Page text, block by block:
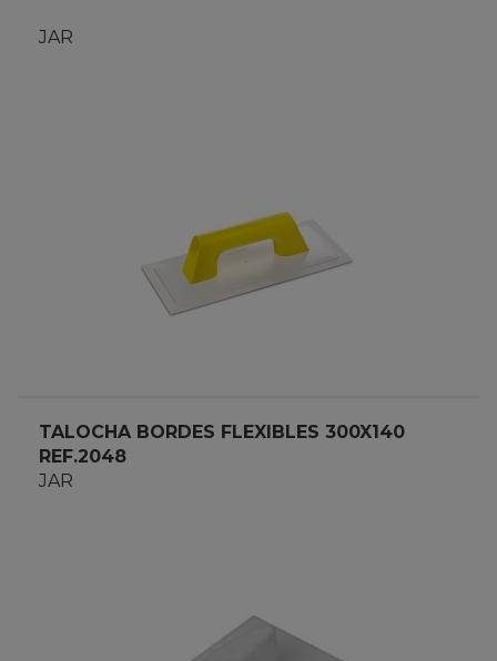
JAR
TALOCHA BORDES FLEXIBLES 300X140
REF.2048
JAR